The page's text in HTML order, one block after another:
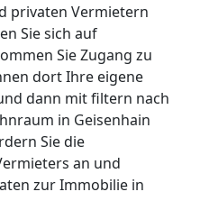
privaten Vermietern
Sie sich auf
Sie Zugang zu
dort Ihre eigene
dann mit filtern nach
in Geisenhain
Sie die
an und
zur Immobilie in